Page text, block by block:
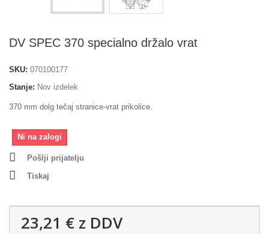
DV SPEC 370 specialno držalo vrat
SKU: 070100177
Stanje: Nov izdelek
370 mm dolg tečaj stranice-vrat prikolice.
Ni na zalogi
Pošlji prijatelju
Tiskaj
23,21 € z DDV